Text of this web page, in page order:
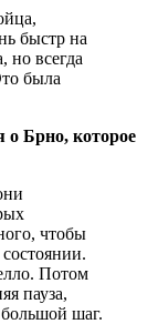
быстр на
но всегда
была
о Брно, которое
чтобы
Потом
пауза,
большой шаг.